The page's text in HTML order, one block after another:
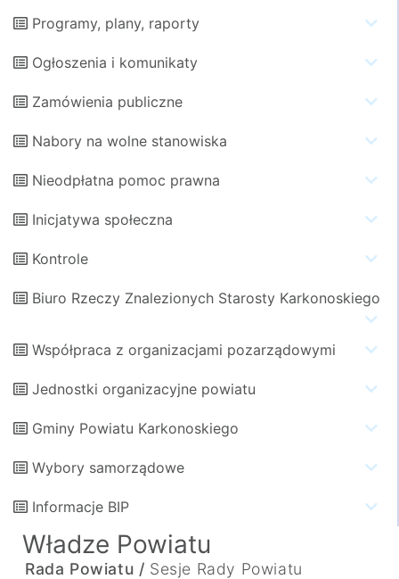
Programy, plany, raporty
Ogłoszenia i komunikaty
Zamówienia publiczne
Nabory na wolne stanowiska
Nieodpłatna pomoc prawna
Inicjatywa społeczna
Kontrole
Biuro Rzeczy Znalezionych Starosty Karkonoskiego
Współpraca z organizacjami pozarządowymi
Jednostki organizacyjne powiatu
Gminy Powiatu Karkonoskiego
Wybory samorządowe
Informacje BIP
Władze Powiatu
Rada Powiatu / Sesje Rady Powiatu